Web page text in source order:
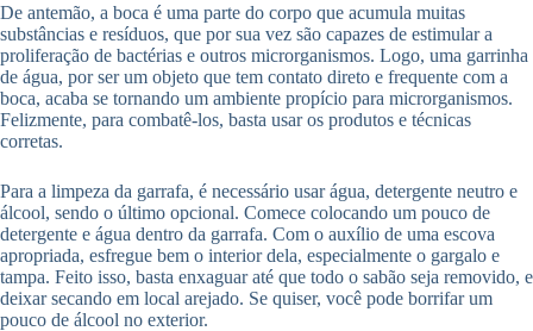
De antemão, a boca é uma parte do corpo que acumula muitas
substâncias e resíduos, que por sua vez são capazes de estimular a
proliferação de bactérias e outros microrganismos. Logo, uma garrinha
de água, por ser um objeto que tem contato direto e frequente com a
boca, acaba se tornando um ambiente propício para microrganismos.
Felizmente, para combatê-los, basta usar os produtos e técnicas
corretas.
Para a limpeza da garrafa, é necessário usar água, detergente neutro e
álcool, sendo o último opcional. Comece colocando um pouco de
detergente e água dentro da garrafa. Com o auxílio de uma escova
apropriada, esfregue bem o interior dela, especialmente o gargalo e
tampa. Feito isso, basta enxaguar até que todo o sabão seja removido, e
deixar secando em local arejado. Se quiser, você pode borrifar um
pouco de álcool no exterior.